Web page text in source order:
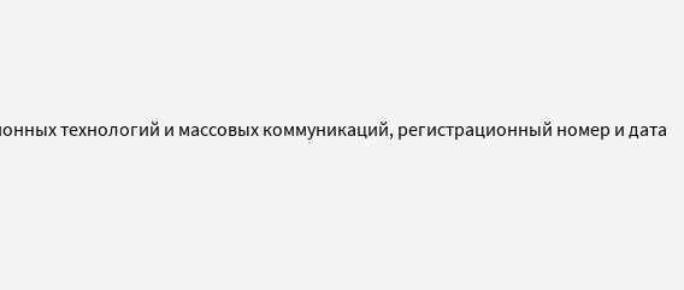
технологий и массовых коммуникаций, регистрационный номер и дата